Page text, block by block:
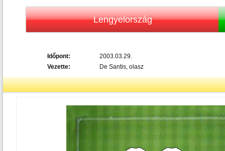
Lengyelország
Időpont:
2003.03.29.
Vezette:
De Santis, olasz